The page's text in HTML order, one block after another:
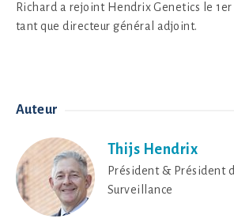
Richard a rejoint Hendrix Genetics le 1er
tant que directeur général adjoint.
Auteur
Thijs Hendrix
Président & Président
Surveillance